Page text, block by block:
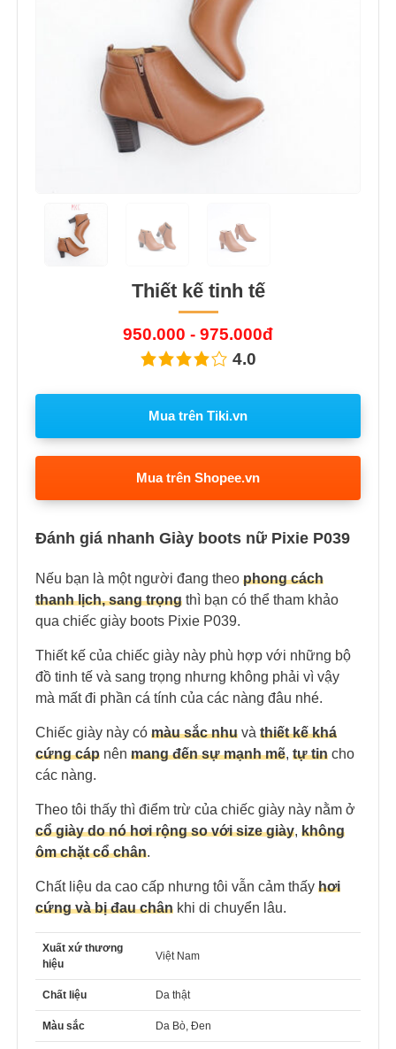
Thiết kế tinh tế
950.000 - 975.000đ
4.0
Mua trên Tiki.vn
Mua trên Shopee.vn
Đánh giá nhanh Giày boots nữ Pixie P039
Nếu bạn là một người đang theo phong cách
thanh lịch, sang trọng thì bạn có thể tham khảo
qua chiếc giày boots Pixie P039.
Thiết kế của chiếc giày này phù hợp với những bộ
đồ tinh tế và sang trọng nhưng không phải vì vậy
mà mất đi phần cá tính của các nàng đâu nhé.
Chiếc giày này có màu sắc nhu và thiết kế khá
cứng cáp nên mang đến sự mạnh mẽ, tự tin cho
các nàng.
Theo tôi thấy thì điểm trừ của chiếc giày này nằm ở
cổ giày do nó hơi rộng so với size giày, không
ôm chặt cổ chân.
Chất liệu da cao cấp nhưng tôi vẫn cảm thấy hơi
cứng và bị đau chân khi di chuyển lâu.
Xuất xứ thương
hiệu
Việt Nam
Chất liệu Da thật
Màu sắc Da Bò, Đen